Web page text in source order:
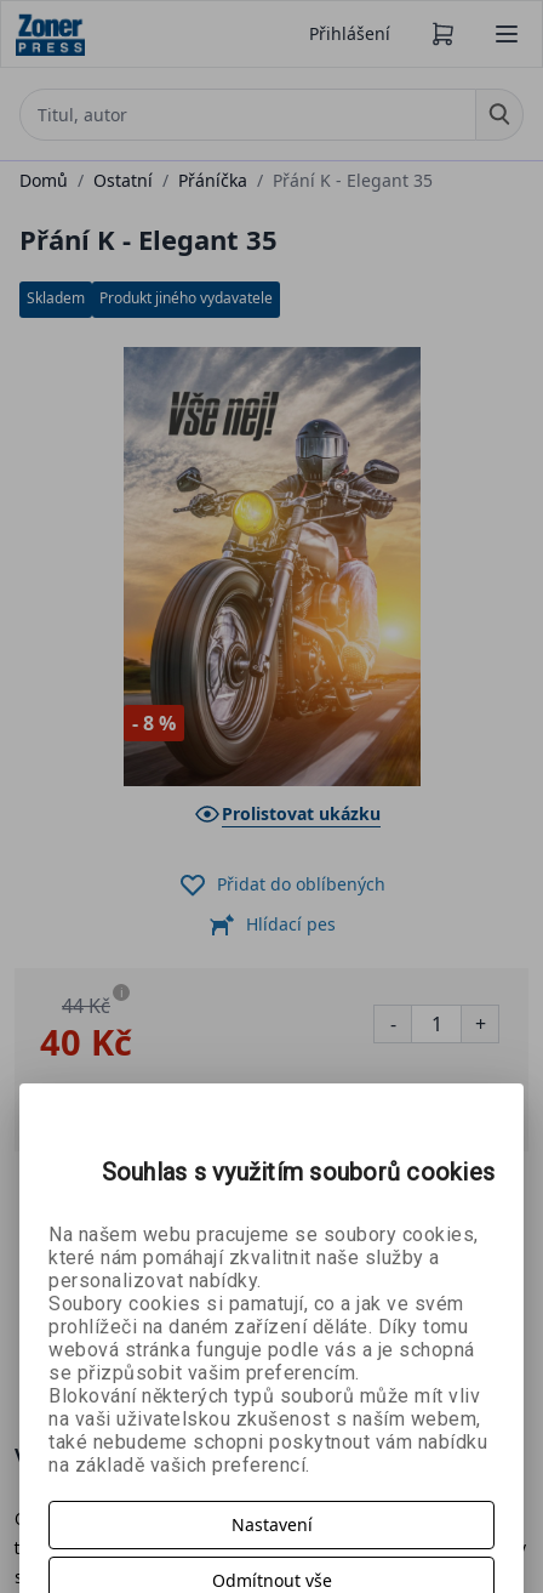
Přihlášení
Domů / Ostatní / Přáníčka / Přání K - Elegant 35
Přání K - Elegant 35
Skladem Produkt jiného vydavatele
- 8 %
Prolistovat ukázku
40 Kč
44 Kč i
- +
Přidat do oblíbených
Hlídací pes
Originální přání pro všechny milovníky motorek s textem na
titulce Vše nej! Vnitřní strana je zdobena obrázkem z titulní
strany s textem: Jsi to stále ty! Divokost v srdci a bezstarostná
jízda. Není baleno v igelitu, součástí je bílá obálka, rozměr
17x11,5cm.
ZOBRAZITVÍCE
Více o knize
Originální přání pro všechny milovníky motorek s textem na
titulce Vše nej! Vnitřní strana je zdobena obrázkem z titulní strany
s textem: Jsi to stále ty! Divokost v srdci a bezstarostná jízda.
Souhlas s využitím souborů cookies
Na našem webu pracujeme se soubory cookies,
které nám pomáhají zkvalitnit naše služby a
personalizovat nabídky.
Soubory cookies si pamatují, co a jak ve svém
prohlížeči na daném zařízení děláte. Díky tomu
webová stránka funguje podle vás a je schopná
se přizpůsobit vašim preferencím.
Blokování některých typů souborů může mít vliv
na vaši uživatelskou zkušenost s naším webem,
také nebudeme schopni poskytnout vám nabídku
na základě vašich preferencí.
Nastavení
Odmítnout vše